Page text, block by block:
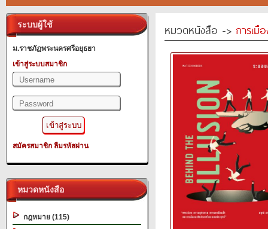
ระบบผู้ใช้
ม.ราชภัฏพระนครศรีอยุธยา
เข้าสู่ระบบสมาชิก
สมัครสมาชิก ลืมรหัสผ่าน
หมวดหนังสือ
กฎหมาย (115)
หมวดหนังสือ -> การเมื